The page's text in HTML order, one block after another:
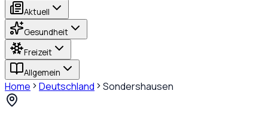
Aktuell
Gesundheit
Freizeit
Allgemein
Home Deutschland Sondershausen